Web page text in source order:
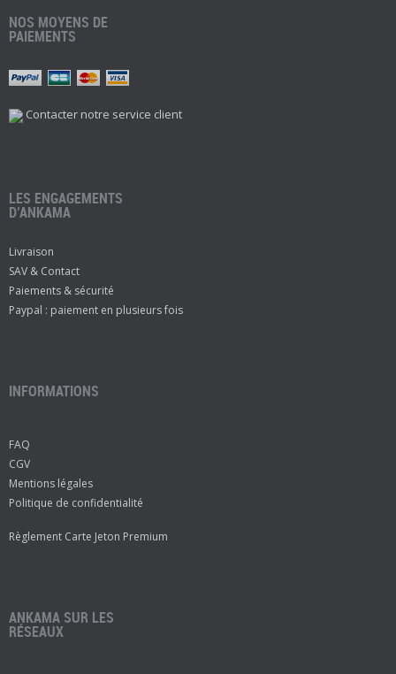
NOS MOYENS DE
PAIEMENTS
Contacter notre service client
LES ENGAGEMENTS
D’ANKAMA
Livraison
SAV & Contact
Paiements & sécurité
Paypal : paiement en plusieurs fois
INFORMATIONS
FAQ
CGV
Mentions légales
Politique de confidentialité
Règlement Carte Jeton Premium
ANKAMA SUR LES
RÉSEAUX